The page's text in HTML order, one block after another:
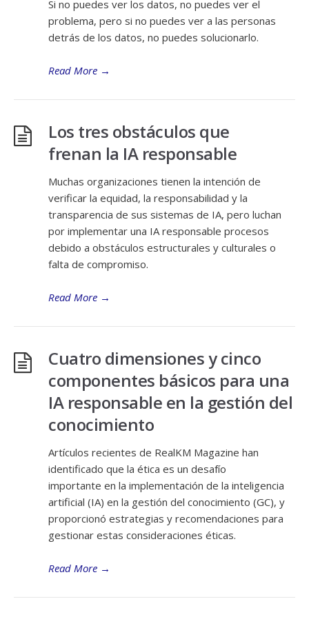
Si no puedes ver los datos, no puedes ver el
problema, pero si no puedes ver a las personas
detrás de los datos, no puedes solucionarlo.
Read More →
Los tres obstáculos que
frenan la IA responsable
Muchas organizaciones tienen la intención de
verificar la equidad, la responsabilidad y la
transparencia de sus sistemas de IA, pero luchan
por implementar una IA responsable procesos
debido a obstáculos estructurales y culturales o
falta de compromiso.
Read More →
Cuatro dimensiones y cinco
componentes básicos para una
IA responsable en la gestión del
conocimiento
Artículos recientes de RealKM Magazine han
identificado que la ética es un desafío
importante en la implementación de la inteligencia
artificial (IA) en la gestión del conocimiento (GC), y
proporcionó estrategias y recomendaciones para
gestionar estas consideraciones éticas.
Read More →